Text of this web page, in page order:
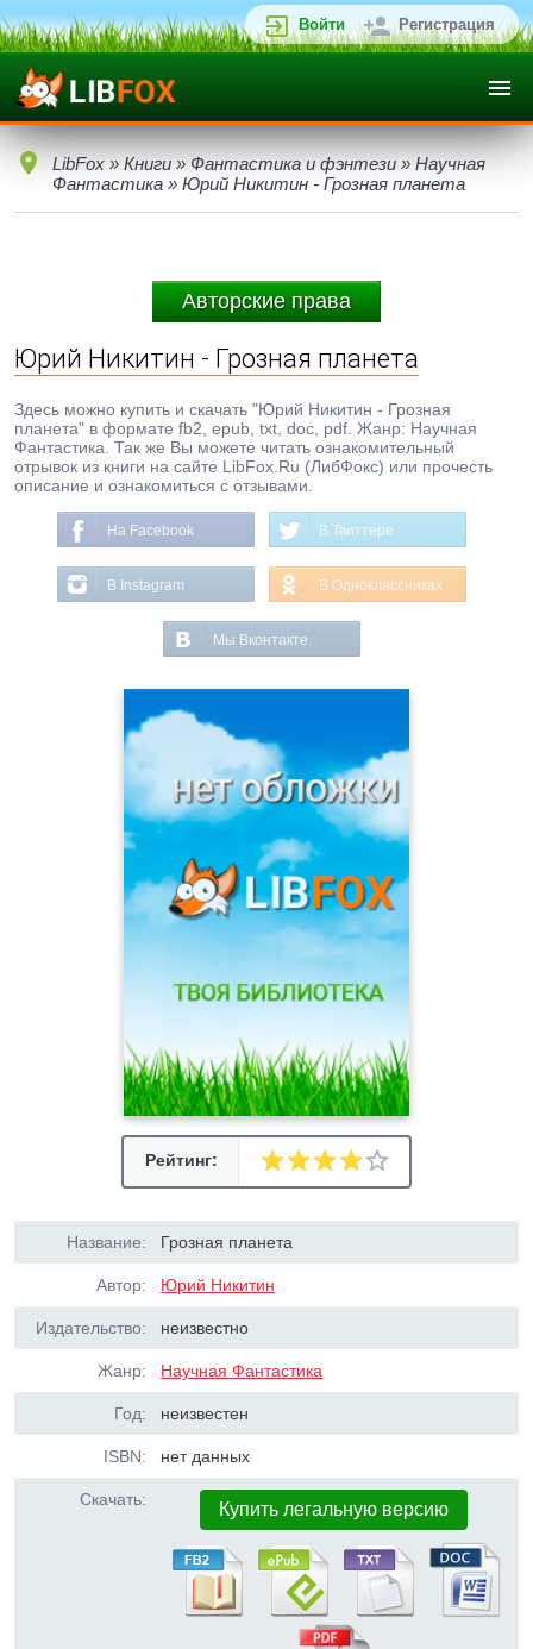
Войти Регистрация
LibFox » Книги » Фантастика и фэнтези » Научная
Фантастика » Юрий Никитин - Грозная планета
Авторские права
Юрий Никитин - Грозная планета
Здесь можно купить и скачать "Юрий Никитин - Грозная
планета" в формате fb2, epub, txt, doc, pdf. Жанр: Научная
Фантастика. Так же Вы можете читать ознакомительный
отрывок из книги на сайте LibFox.Ru (ЛибФокс) или прочесть
описание и ознакомиться с отзывами.
На Facebook В Твиттере
В Instagram В Одноклассниках
Мы Вконтакте
Рейтинг:
Название: Грозная планета
Автор: Юрий Никитин
Издательство: неизвестно
Жанр: Научная Фантастика
Год: неизвестен
ISBN: нет данных
Скачать: Купить легальную версию